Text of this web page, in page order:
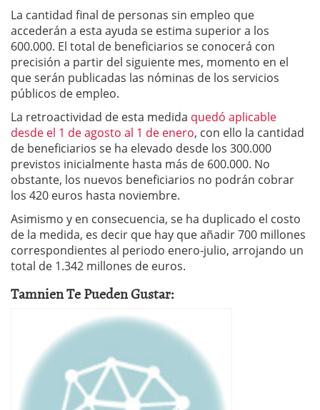
La cantidad final de personas sin empleo que
accederán a esta ayuda se estima superior a los
600.000. El total de beneficiarios se conocerá con
precisión a partir del siguiente mes, momento en el
que serán publicadas las nóminas de los servicios
públicos de empleo.
La retroactividad de esta medida quedó aplicable
desde el 1 de agosto al 1 de enero, con ello la cantidad
de beneficiarios se ha elevado desde los 300.000
previstos inicialmente hasta más de 600.000. No
obstante, los nuevos beneficiarios no podrán cobrar
los 420 euros hasta noviembre.
Asimismo y en consecuencia, se ha duplicado el costo
de la medida, es decir que hay que añadir 700 millones
correspondientes al periodo enero-julio, arrojando un
total de 1.342 millones de euros.
Tamnien Te Pueden Gustar: